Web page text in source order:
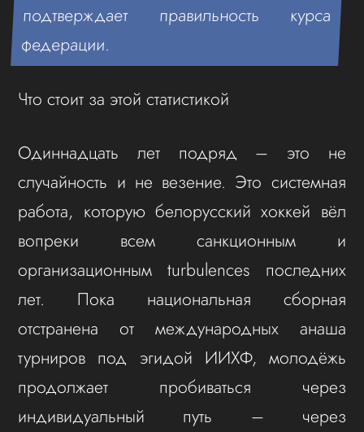
подтверждает правильность курса
федерации.
Что стоит за этой статистикой
Одиннадцать лет подряд – это не
случайность и не везение. Это системная
работа, которую белорусский хоккей вёл
вопреки всем санкционным и
организационным turbulences последних
лет. Пока национальная сборная
отстранена от международных анаша
турниров под эгидой ИИХФ, молодёжь
продолжает пробиваться через
индивидуальный путь – через